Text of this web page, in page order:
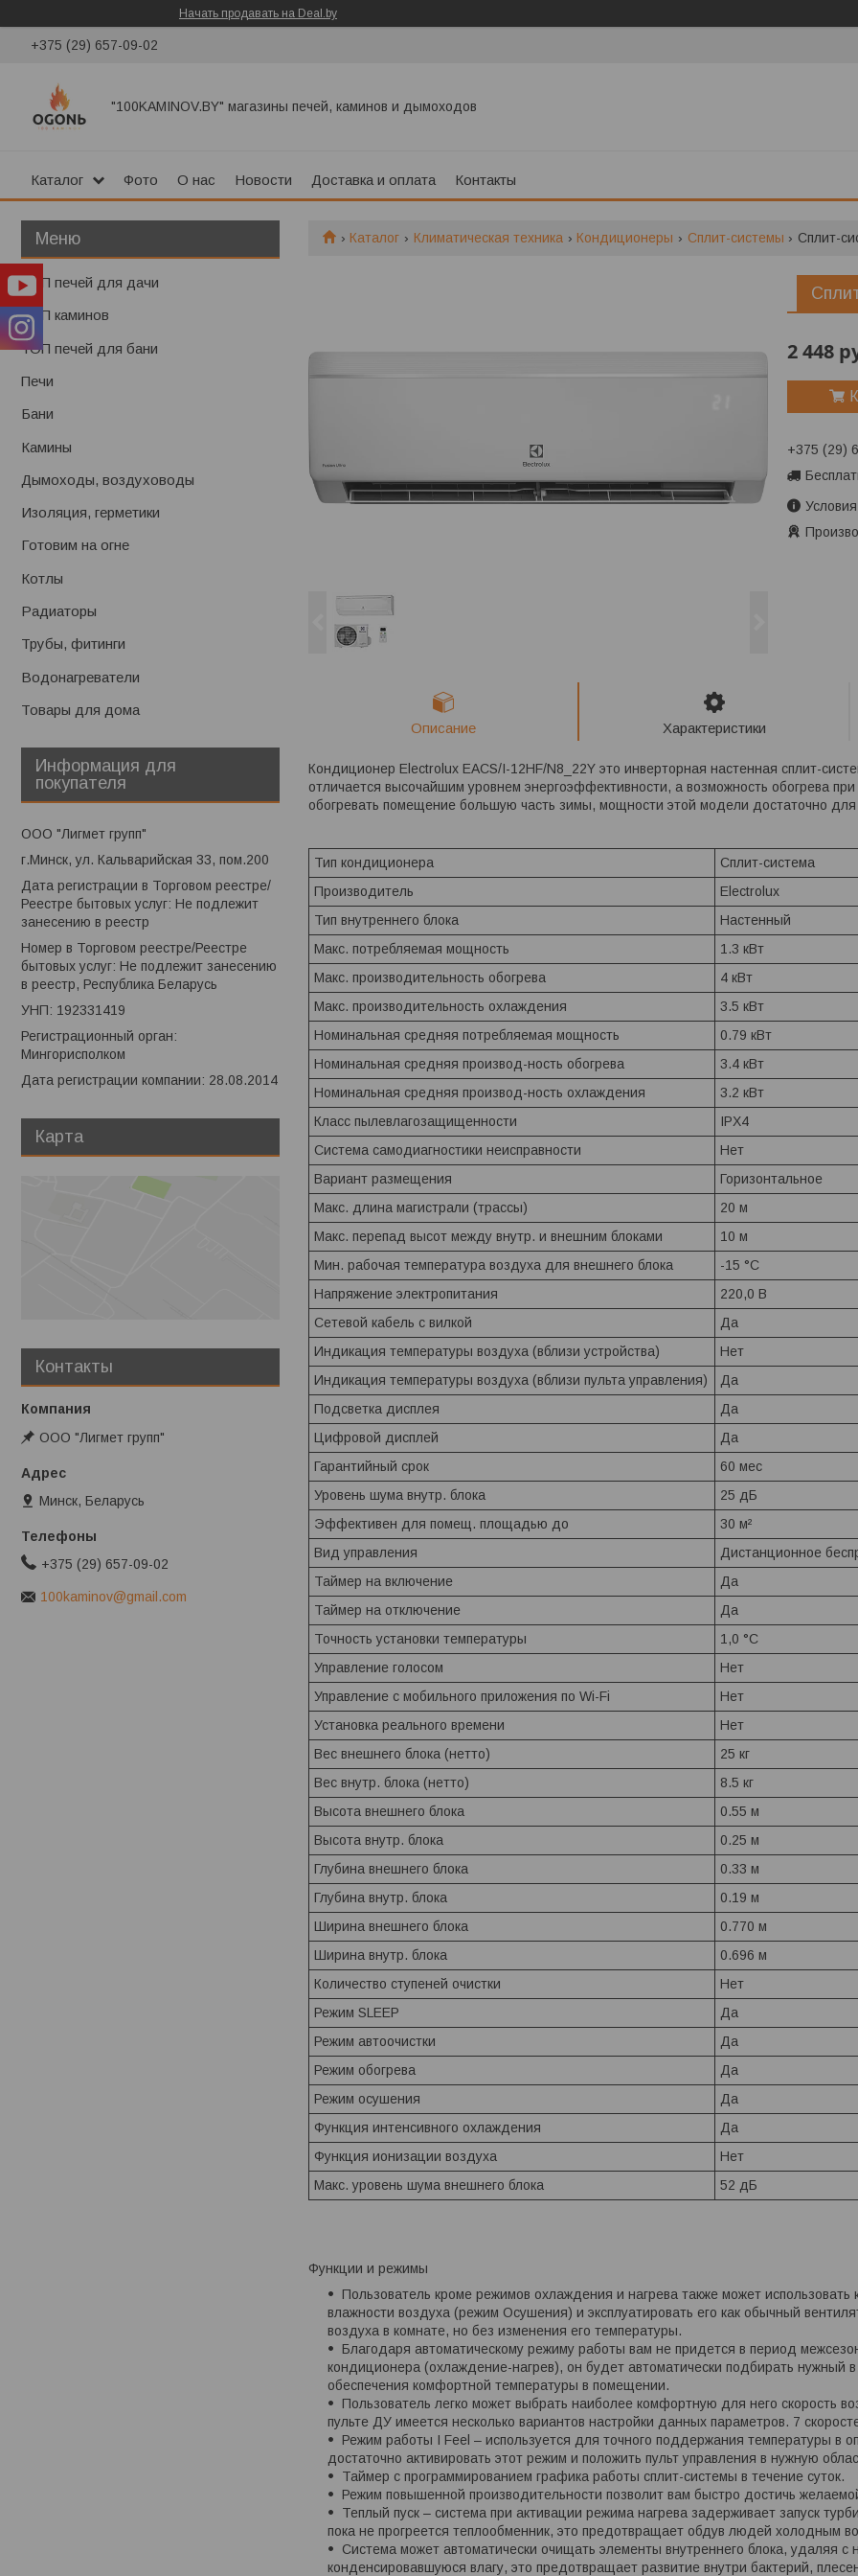
Начать продавать на Deal.by
+375 (29) 657-09-02
"100KAMINOV.BY" магазины печей, каминов и дымоходов
Каталог Фото О нас Новости Доставка и оплата Контакты
Каталог Климатическая техника Кондиционеры Сплит-системы Сплит-
2 448
+375 (29)
Описание Характеристики
Кондиционер Electrolux EACS/I-12HF/N8_22Y это инверторная настенная сплит-
отличается высочайшим уровнем энергоэффективности, а возможность обогрева
обогревать помещение большую часть зимы, мощности этой модели достаточно
Тип кондиционера
Сплит-система
Производитель
Electrolux
Тип внутреннего блока
Настенный
Макс. потребляемая мощность
1.3 кВт
Макс. производительность обогрева
4 кВт
Макс. производительность охлаждения
3.5 кВт
Номинальная средняя потребляемая мощность
0.79 кВт
Номинальная средняя производ-ность обогрева
3.4 кВт
Номинальная средняя производ-ность охлаждения
3.2 кВт
Класс пылевлагозащищенности
IPX4
Система самодиагностики неисправности
Нет
Вариант размещения
Горизонтальное
Макс. длина магистрали (трассы)
20 м
Макс. перепад высот между внутр. и внешним блоками
10 м
Мин. рабочая температура воздуха для внешнего блока
-15 °С
Напряжение электропитания
220,0 В
Сетевой кабель с вилкой
Да
Индикация температуры воздуха (вблизи устройства)
Нет
Индикация температуры воздуха (вблизи пульта управления)
Да
Подсветка дисплея
Да
Цифровой дисплей
Да
Гарантийный срок
60 мес
Уровень шума внутр. блока
25 дБ
Эффективен для помещ. площадью до
30 м²
Вид управления
Дистанционное
Таймер на включение
Да
Таймер на отключение
Да
Точность установки температуры
1,0 °С
Управление голосом
Нет
Управление c мобильного приложения по Wi-Fi
Нет
Установка реального времени
Нет
Вес внешнего блока (нетто)
25 кг
Вес внутр. блока (нетто)
8.5 кг
Высота внешнего блока
0.55 м
Высота внутр. блока
0.25 м
Глубина внешнего блока
0.33 м
Глубина внутр. блока
0.19 м
Ширина внешнего блока
0.770 м
Ширина внутр. блока
0.696 м
Количество ступеней очистки
Нет
Режим SLEEP
Да
Режим автоочистки
Да
Режим обогрева
Да
Режим осушения
Да
Функция интенсивного охлаждения
Да
Функция ионизации воздуха
Нет
Макс. уровень шума внешнего блока
52 дБ
Функции и режимы
Пользователь кроме режимов охлаждения и нагрева также может
влажности воздуха (режим Осушения) и эксплуатировать его как обычный
воздуха в комнате, но без изменения его температуры.
Благодаря автоматическому режиму работы вам не придется в период
кондиционера (охлаждение-нагрев), он будет автоматически подбирать
обеспечения комфортной температуры в помещении.
Пользователь легко может выбрать наиболее комфортную для него скорость
пульте ДУ имеется несколько вариантов настройки данных параметров. 7
Режим работы I Feel – используется для точного поддержания температуры в
достаточно активировать этот режим и положить пульт управления в нужную
Таймер с программированием графика работы сплит-системы в течение суток.
Режим повышенной производительности позволит вам быстро достичь
Теплый пуск – система при активации режима нагрева задерживает запуск
пока не прогреется теплообменник, это предотвращает обдув людей холодным
Система может автоматически очищать элементы внутреннего блока, удаляя
конденсировавшуюся влагу, это предотвращает развитие внутри бактерий,
ТОП печей для дачи
ТОП каминов
ТОП печей для бани
Печи
Бани
Камины
Дымоходы, воздуховоды
Изоляция, герметики
Готовим на огне
Котлы
Радиаторы
Трубы, фитинги
Водонагреватели
Товары для дома
Информация для
покупателя
ООО "Лигмет групп"
г.Минск, ул. Кальварийская 33, пом.200
Дата регистрации в Торговом реестре/
Реестре бытовых услуг: Не подлежит
занесению в реестр
Номер в Торговом реестре/Реестре
бытовых услуг: Не подлежит занесению
в реестр, Республика Беларусь
УНП: 192331419
Регистрационный орган:
Мингорисполком
Дата регистрации компании: 28.08.2014
Карта
Контакты
ООО "Лигмет групп"
Минск, Беларусь
+375 (29) 657-09-02
100kaminov@gmail.com